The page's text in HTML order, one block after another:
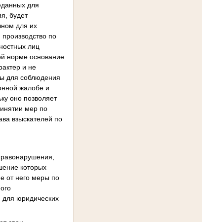
для
будет
для их
по
лиц
норме основание
и не
для соблюдения
жалобе и
оно позволяет
мер по
взыскателей по
которых
от него меры по
для юридических